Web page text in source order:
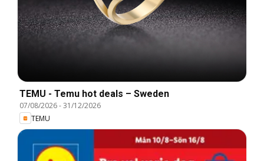
TEMU - Temu hot deals – Sweden
07/08/2026-31/12/2026
TEMU